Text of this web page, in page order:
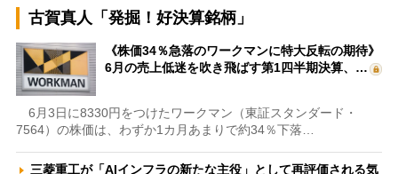
古賀真人「発掘！好決算銘柄」
《株価34％急落のワークマンに特大反転の期待》
6月の売上低迷を吹き飛ばす第1四半期決算、…
6月3日に8330円をつけたワークマン（東証スタンダード・
7564）の株価は、わずか1カ月あまりで約34％下落…
三菱重工が「AIインフラの新たな主役」として再評価される気